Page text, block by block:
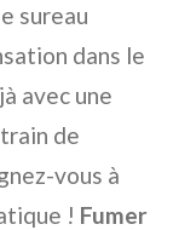
sureau
dans le
avec une
de
vous à
! Fumer